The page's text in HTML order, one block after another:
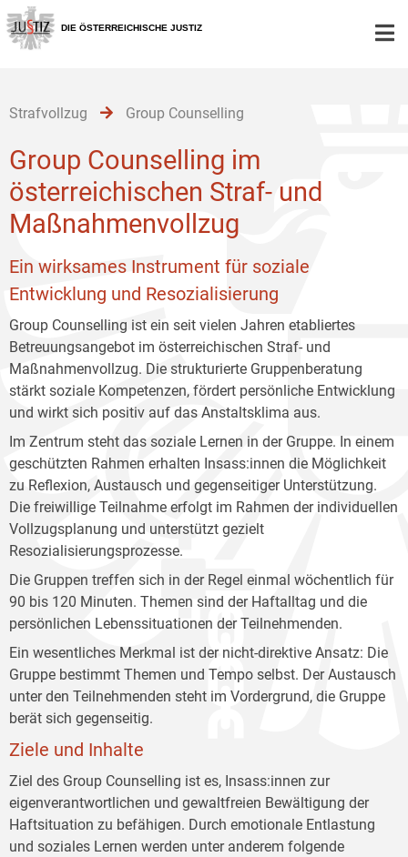
Zur
Hauptnavigation
[1]
Zum
Inhalt
[2]
Zum
Untermenü
[3]
DIE ÖSTERREICHISCHE JUSTIZ
Strafvollzug Group Counselling
Group Counselling im
österreichischen Straf- und
Maßnahmenvollzug
Ein wirksames Instrument für soziale
Entwicklung und Resozialisierung
Group Counselling ist ein seit vielen Jahren etabliertes
Betreuungsangebot im österreichischen Straf- und
Maßnahmenvollzug. Die strukturierte Gruppenberatung
stärkt soziale Kompetenzen, fördert persönliche Entwicklung
und wirkt sich positiv auf das Anstaltsklima aus.
Im Zentrum steht das soziale Lernen in der Gruppe. In einem
geschützten Rahmen erhalten Insass:innen die Möglichkeit
zu Reflexion, Austausch und gegenseitiger Unterstützung.
Die freiwillige Teilnahme erfolgt im Rahmen der individuellen
Vollzugsplanung und unterstützt gezielt
Resozialisierungsprozesse.
Die Gruppen treffen sich in der Regel einmal wöchentlich für
90 bis 120 Minuten. Themen sind der Haftalltag und die
persönlichen Lebenssituationen der Teilnehmenden.
Ein wesentliches Merkmal ist der nicht-direktive Ansatz: Die
Gruppe bestimmt Themen und Tempo selbst. Der Austausch
unter den Teilnehmenden steht im Vordergrund, die Gruppe
berät sich gegenseitig.
Ziele und Inhalte
Ziel des Group Counselling ist es, Insass:innen zur
eigenverantwortlichen und gewaltfreien Bewältigung der
Haftsituation zu befähigen. Durch emotionale Entlastung
und soziales Lernen werden unter anderem folgende